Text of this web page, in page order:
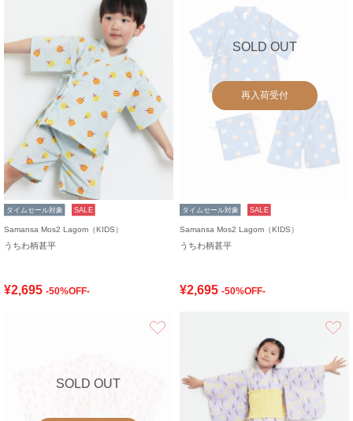
タイムセール対象 SALE
Samansa Mos2 Lagom（KIDS）
うちわ柄甚平
¥2,695 -50%OFF-
SOLD OUT
再入荷受付
タイムセール対象 SALE
Samansa Mos2 Lagom（KIDS）
うちわ柄甚平
¥2,695 -50%OFF-
SOLD OUT